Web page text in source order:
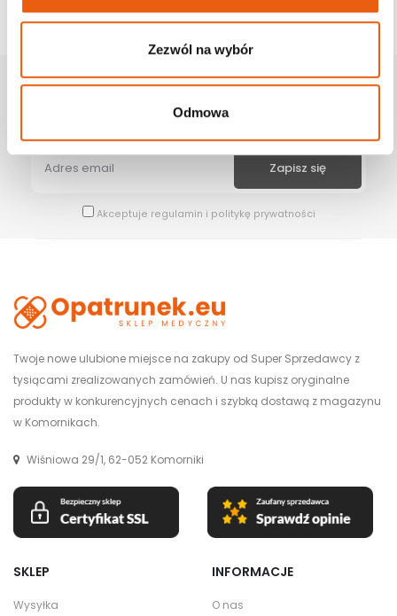
Zezwól na wybór
Odmowa
Zapisz Się Na Newsletter
Bądź na bieżąco z naszymi wszystkimi nowościami i promocjami.
Akceptuje regulamin i politykę prywatności
Twoje nowe ulubione miejsce na zakupy od Super Sprzedawcy z
tysiącami zrealizowanych zamówień. U nas kupisz oryginalne
produkty w konkurencyjnych cenach i szybką dostawą z magazynu
w Komornikach.
Wiśniowa 29/1, 62-052 Komorniki
SKLEP
Wysyłka
INFORMACJE
O nas